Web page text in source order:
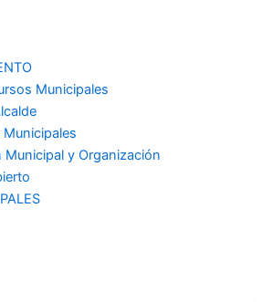
Municipales
y Organización